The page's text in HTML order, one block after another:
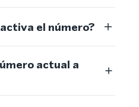
el número?
actual a